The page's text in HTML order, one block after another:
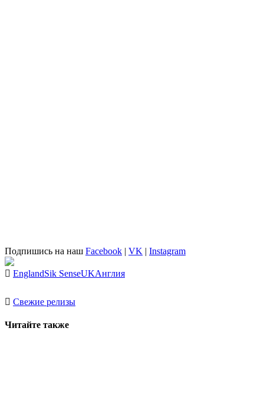
Подпишись на наш Facebook | VK | Instagram
EnglandSik SenseUKАнглия
Свежие релизы
Читайте также